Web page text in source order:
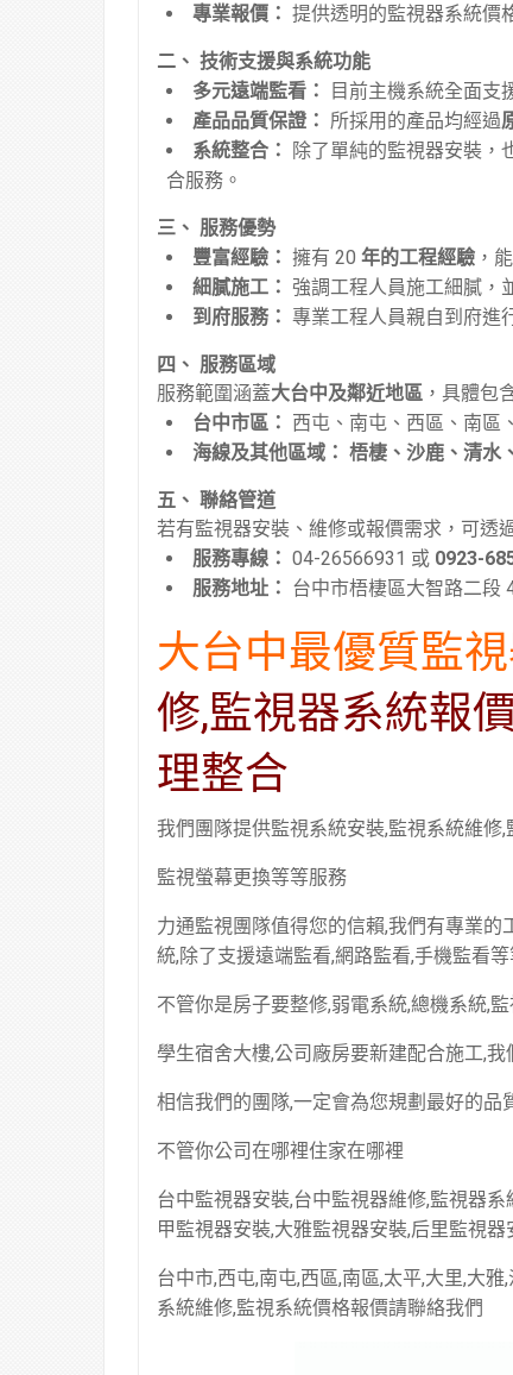
專業報價： 提供透明的監視器系統價
二、 技術支援與系統功能
多元遠端監看：
目前主機系統全面支
產品品質保證： 所採用的產品均經過
系統整合：
除了單純的監視器安裝，
合服務 。
三、 服務優勢
豐富經驗： 擁有 20 年的工程經驗 ，
細膩施工： 強調工程人員施工細膩，
到府服務： 專業工程人員親自到府進
四、 服務區域
服務範圍涵蓋大台中及鄰近地區 ，具體包
台中市區： 西屯、南屯、西區、南區
海線及其他區域： 梧棲、沙鹿、清水
五、 聯絡管道
若有監視器安裝、維修或報價需求，可透
服務專線： 04-26566931 或 0923-
服務地址： 台中市梧棲區大智路二段
大台中最優質監
修,監視器系統報
理整合
我們團隊提供監視系統安裝,監視系統維修
監視螢幕更換等等服務
力通監視團隊值得您的信賴,我們有專業
統,除了支援遠端監看,網路監看,手機監看等
不管你是房子要整修,弱電系統,總機系統,監
學生宿舍大樓,公司廠房要新建配合施工,
相信我們的團隊,一定會為您規劃最好的
不管你公司在哪裡住家在哪裡
台中監視器安裝,台中監視器維修,監視器
甲監視器安裝,大雅監視器安裝,后里監視
台中市,西屯,南屯,西區,南區,太平,大里,大
系統維修,監視系統價格報價請聯絡我們